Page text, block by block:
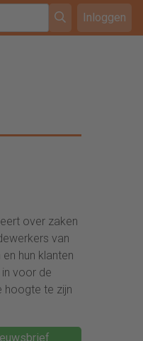
Inloggen
over zaken
van
hun klanten
voor de
hoogte te zijn